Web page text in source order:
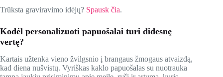
Trūksta graviravimo idėjų? Spausk čia.
Kodėl personalizuoti papuošalai turi didesnę
vertę?
Kartais užtenka vieno žvilgsnio į brangaus žmogaus atvaizdą,
kad diena nušvistų. Vyriškas kaklo papuošalas su nuotrauka